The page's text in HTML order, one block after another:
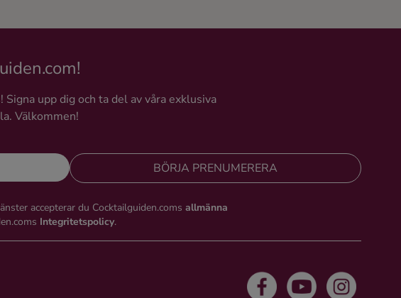
upp dig och ta del av våra exklusiva
Välkommen!
BÖRJA PRENUMERERA
accepterar du Cocktailguiden.coms allmänna
Integritetspolicy.